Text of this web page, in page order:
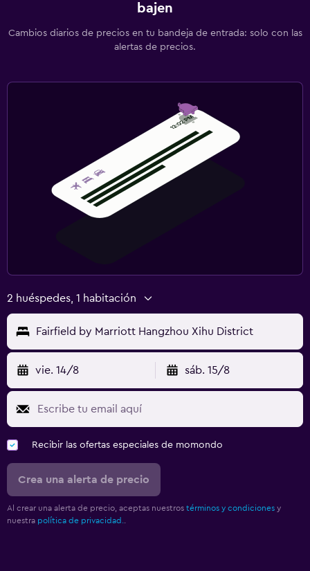
bajen
Cambios diarios de precios en tu bandeja de entrada: solo con las
alertas de precios.
2 huéspedes, 1 habitación
Fairfield by Marriott Hangzhou Xihu District
vie. 14/8 sáb. 15/8
Recibir las ofertas especiales de momondo
Crea una alerta de precio
Al crear una alerta de precio, aceptas nuestros términos y condiciones y
nuestra política de privacidad.